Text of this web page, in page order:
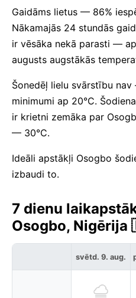
Gaidāms lietus — 86%
Nākamajās 24 stundās
ir vēsāka nekā parasti —
augusts augstākās
Šonedēļ lielu svārstību
minimumi ap 20°C.
ir krietni zemāka par
— 30°C.
Ideāli apstākļi Osogbo
izbaudi to.
7 dienu
Osogbo,
svētd. 9. aug.